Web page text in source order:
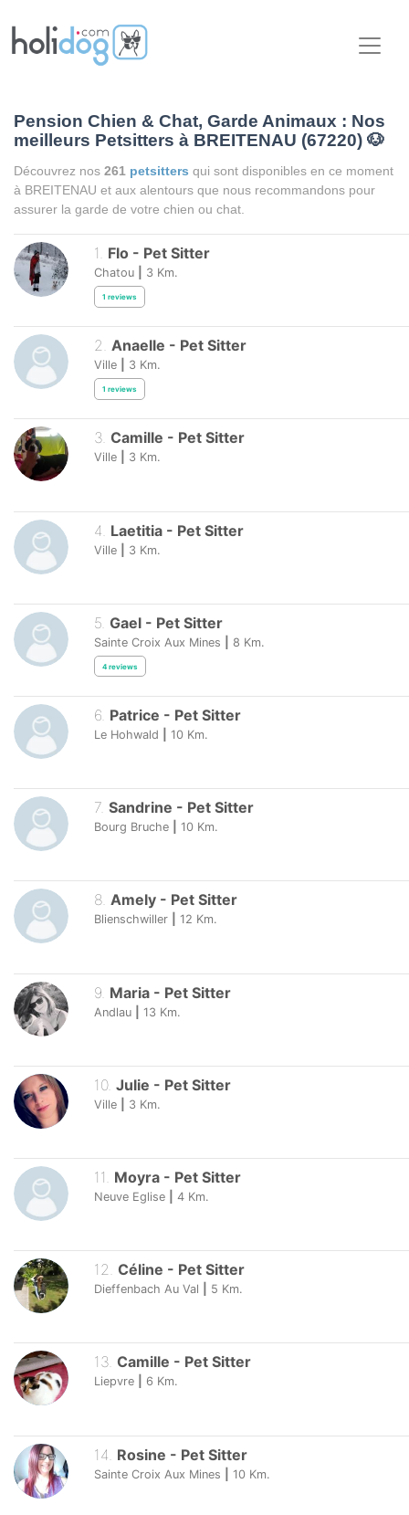
Pension Chien & Chat, Garde Animaux : Nos
meilleurs Petsitters à BREITENAU (67220) 🐶
Découvrez nos 261 petsitters qui sont disponibles en ce moment
à BREITENAU et aux alentours que nous recommandons pour
assurer la garde de votre chien ou chat.
1. Flo - Pet Sitter
Chatou 3 Km.
1 reviews
2. Anaelle - Pet Sitter
Ville 3 Km.
1 reviews
3. Camille - Pet Sitter
Ville 3 Km.
4 Laetitia - Pet Sitter
Ville 3 Km.
5 Gael - Pet Sitter
Sainte Croix Aux Mines 8 Km.
4 reviews
6. Patrice - Pet Sitter
Le Hohwald 10 Km.
7. Sandrine - Pet Sitter
Bourg Bruche 10 Km.
8. Amely - Pet Sitter
Blienschwiller 12 Km.
9 Maria - Pet Sitter
Andlau 13 Km.
10. Julie - Pet Sitter
Ville 3 Km.
11 Moyra - Pet Sitter
Neuve Eglise 4 Km.
12. Céline - Pet Sitter
Dieffenbach Au Val 5 Km.
13. Camille - Pet Sitter
Liepvre 6 Km.
14 Rosine - Pet Sitter
Sainte Croix Aux Mines 10 Km.